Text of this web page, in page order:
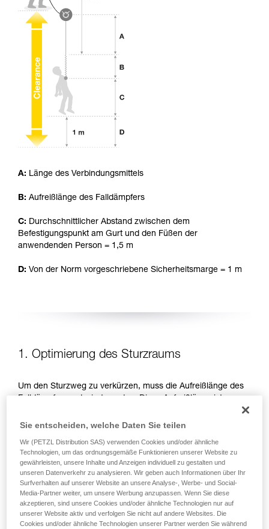
Informationen richtig verstanden haben.
entsprechende Ausbildung und ein spezielles
Training voraus. Prüfen Sie zusammen mit
einem Profi, ob Sie in der Lage sind, den
Vorgang alleine sicher zu wiederholen, bevor
Sie ihn eigenständig durchführen.
Wir geben Beispiele für die mit Ihrer Aktivität
verbundenen Techniken. Möglicherweise gibt es
beschrieben werden.
A: Länge des Verbindungsmittels
B: Aufreißlänge des Falldämpfers
C: Durchschnittlicher Abstand zwischen dem
Befestigungspunkt am Gurt und den Füßen der
anwendenden Person = 1,5 m
D: Von der Norm vorgeschriebene Sicherheitsmarge = 1 m
1. Optimierung des Sturzraums
Um den Sturzweg zu verkürzen, muss die Aufreißlänge des
Falldämpfers reduziert werden. Diese Aufreißlänge ist von
abhängig. Es gibt zwei Möglichkeiten, um die Sturzhöhe zu
Anschlagpunktes bevorzugen und die Länge des
Verbindungsmittels reduzieren.
ARBEITSPOSITIONEN UNTERHALB DES
ANSCHLAGPUNKTES BEVORZUGEN
Sie entscheiden, welche Daten Sie teilen
Wir (PETZL Distribution SAS) verwenden Cookies und/oder ähnliche
Technologien, um das ordnungsgemäße Funktionieren unserer Website zu
gewährleisten, unsere Inhalte und Anzeigen individuell zu gestalten und
unseren Datenverkehr zu analysieren. Wir geben auch Informationen über Ihr
Surfverhalten auf unserer Website an unsere Analyse-, Werbe- und Social-
Media-Partner weiter, um unsere Werbung anzupassen. Wenn Sie diese
akzeptieren, sind unsere Cookies und/oder ähnliche Technologien nur auf
unserer Website aktiv und verfolgen Sie nicht auf andere Websites. Die
Cookies und/oder ähnliche Technologien unserer Partner werden Sie während